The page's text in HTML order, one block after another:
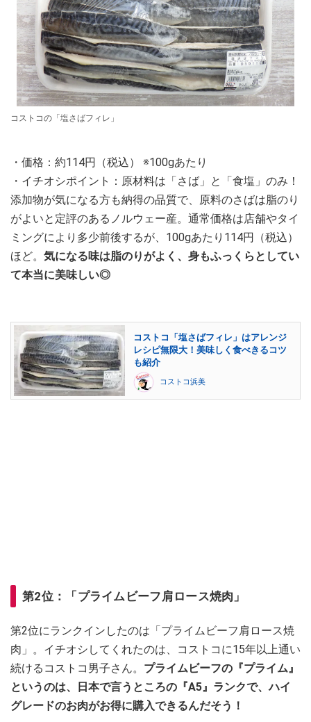
コストコの「塩さばフィレ」
・価格：約114円（税込） ※100gあたり
・イチオシポイント：原材料は「さば」と「食塩」のみ！
添加物が気になる方も納得の品質で、原料のさばは脂のり
がよいと定評のあるノルウェー産。通常価格は店舗やタイ
ミングにより多少前後するが、100gあたり114円（税込）
ほど。 気になる味は脂のりがよく、身もふっくらとしてい
て本当に美味しい◎
コストコ「塩さばフィレ」はアレンジ
レシピ無限大！美味しく食べきるコツ
も紹介
コストコ浜美
第2位：「プライムビーフ肩ロース焼肉」
第2位にランクインしたのは「プライムビーフ肩ロース焼
肉」。イチオシしてくれたのは、コストコに15年以上通い
続けるコストコ男子さん。 プライムビーフの『プライム』
というのは、日本で言うところの『A5』ランクで、ハイ
グレードのお肉がお得に購入できるんだそう！